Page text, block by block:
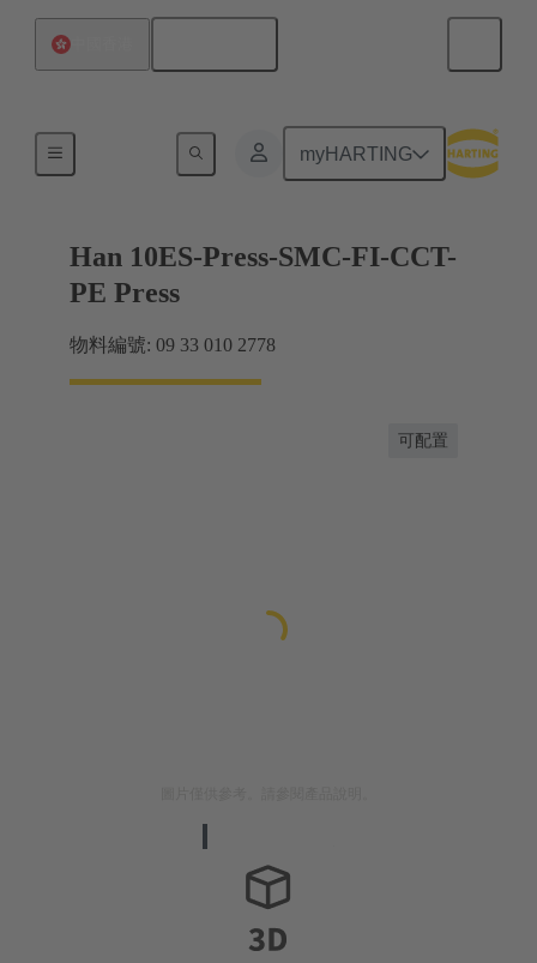
myHARTING
電流高達 16 A
Han 10ES-Press-SMC-FI-CCT-
PE Press
物料編號: 09 33 010 2778
可配置